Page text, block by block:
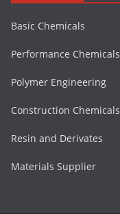
Basic Chemicals
Performance Chemicals
Polymer Engineering
Construction Chemicals
Resin and Derivates
Materials Supplier